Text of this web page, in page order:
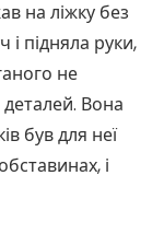
на ліжку без
підняла руки,
не
Вона
був для неї
і